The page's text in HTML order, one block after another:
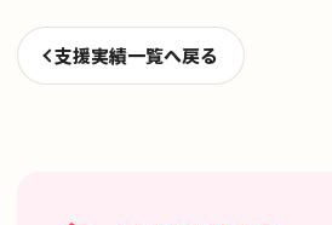
支援実績一覧へ戻る